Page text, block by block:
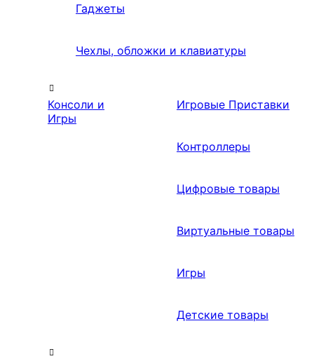
Гаджеты
Чехлы, обложки и клавиатуры
Консоли и
Игры
Игровые Приставки
Контроллеры
Цифровые товары
Виртуальные товары
Игры
Детские товары